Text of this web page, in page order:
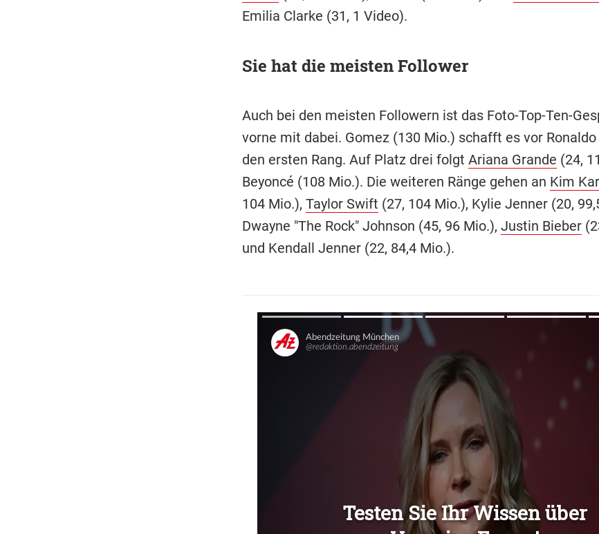
Emilia Clarke (31, 1 Video).
Sie hat die meisten Follower
Auch bei den meisten Followern ist das Foto-Top-Ten-
vorne mit dabei. Gomez (130 Mio.) schafft es vor
den ersten Rang. Auf Platz drei folgt Ariana Grande (24,
Beyoncé (108 Mio.). Die weiteren Ränge gehen an Kim
104 Mio.), Taylor Swift (27, 104 Mio.), Kylie Jenner (20,
Dwayne "The Rock" Johnson (45, 96 Mio.), Justin Bieber
und Kendall Jenner (22, 84,4 Mio.).